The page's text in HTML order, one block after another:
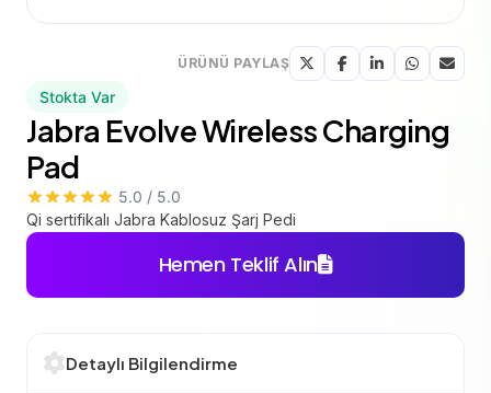
ÜRÜNÜ PAYLAŞ
Stokta Var
Jabra Evolve Wireless Charging
Pad
5.0 / 5.0
Qi sertifikalı Jabra Kablosuz Şarj Pedi
Hemen Teklif Alın
Detaylı Bilgilendirme